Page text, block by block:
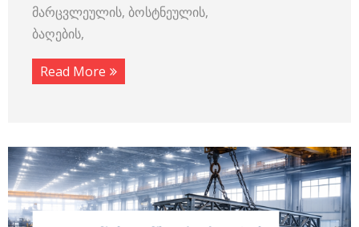
მარცვლეულის, ბოსტნეულის,
ბაღების,
Read More